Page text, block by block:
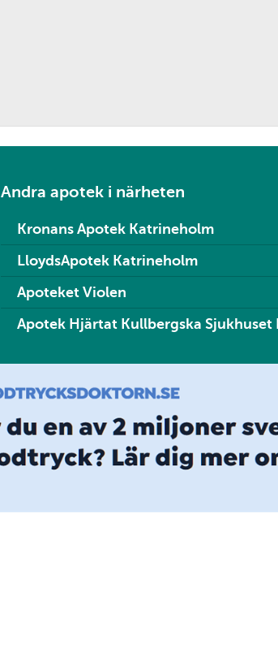
Andra apotek i närheten
Kronans Apotek Katrineholm
LloydsApotek Katrineholm
Apoteket Violen
Apotek Hjärtat Kullbergska Sjukhuset